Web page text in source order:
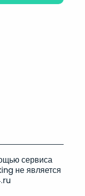
сервиса
не является